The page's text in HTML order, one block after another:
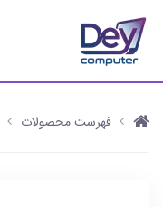
فهرست محصولات